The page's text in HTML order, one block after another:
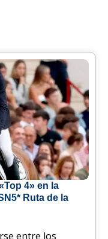
4» en la
Ruta de la
entre los